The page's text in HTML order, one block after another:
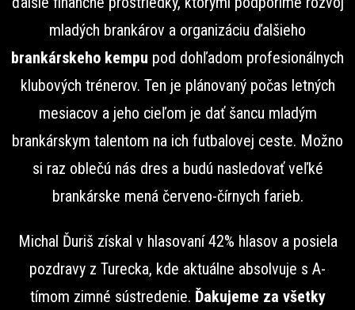
mladých brankárov a organizáciu ďalšieho
brankárskeho kempu pod dohľadom profesionálnych
klubových trénerov. Ten je plánovaný počas letných
mesiacov a jeho cieľom je dať šancu mladým
brankárskym talentom na ich futbalovej ceste. Možno
si raz oblečú nás dres a budú nasledovať veľké
brankárske mená červeno-čírnych farieb.
Michal Ďuriš získal v hlasovaní 42% hlasov a posiela
pozdravy z Turecka, kde aktuálne absolvuje s A-
tímom zimné sústredenie. Ďakujeme za všetky